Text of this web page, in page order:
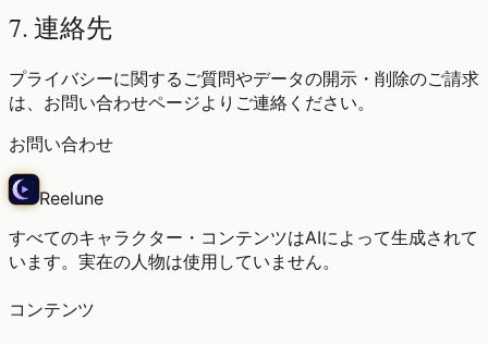
7. 連絡先
プライバシーに関するご質問やデータの開示・削除のご請求
は、お問い合わせページよりご連絡ください。
お問い合わせ
Reelune
すべてのキャラクター・コンテンツはAIによって生成されて
います。実在の人物は使用していません。
コンテンツ